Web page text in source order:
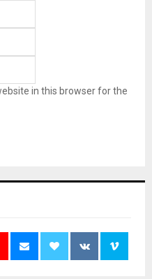
in this browser for the